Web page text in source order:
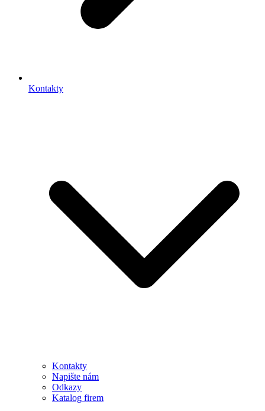
Kontakty
Kontakty
Napište nám
Odkazy
Katalog firem